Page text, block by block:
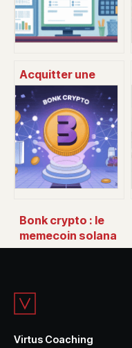
Acquitter une
facture :
comprendre,
appliquer et éviter
les erreurs
Bonk crypto : le
memecoin solana
qui affole le
Virtus Coaching